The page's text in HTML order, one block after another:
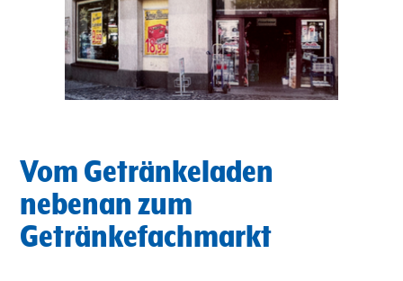
Vom Getränkeladen
nebenan zum
Getränkefachmarkt